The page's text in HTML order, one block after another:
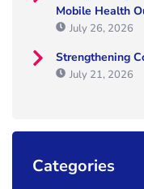
Mobile Health
July 26, 2026
Strengthening
July 21, 2026
Categories